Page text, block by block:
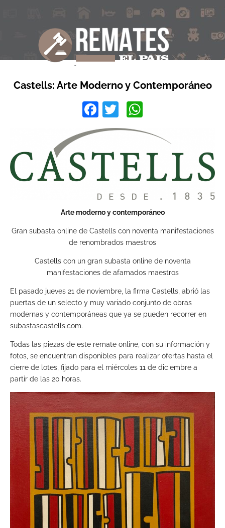
Castells: Arte Moderno y Contemporáneo
Facebook
Twitter
Arte moderno y contemporáneo
Gran subasta online de Castells con noventa manifestaciones
de renombrados maestros
Castells con un gran subasta online de noventa
manifestaciones de afamados maestros
El pasado jueves 21 de noviembre, la firma Castells, abrió las
puertas de un selecto y muy variado conjunto de obras
modernas y contemporáneas que ya se pueden recorrer en
subastascastells.com.
Todas las piezas de este remate online, con su información y
fotos, se encuentran disponibles para realizar ofertas hasta el
cierre de lotes, fijado para el miércoles 11 de diciembre a
partir de las 20 horas.